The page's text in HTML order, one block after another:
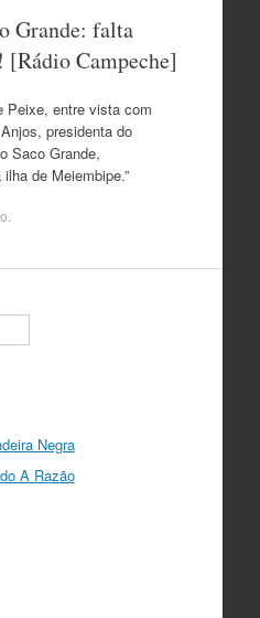
Grande: falta
Campeche]
Peixe, entre vista com
presidenta do
Saco Grande,
de Meiembipe.”
Negra
A Razão